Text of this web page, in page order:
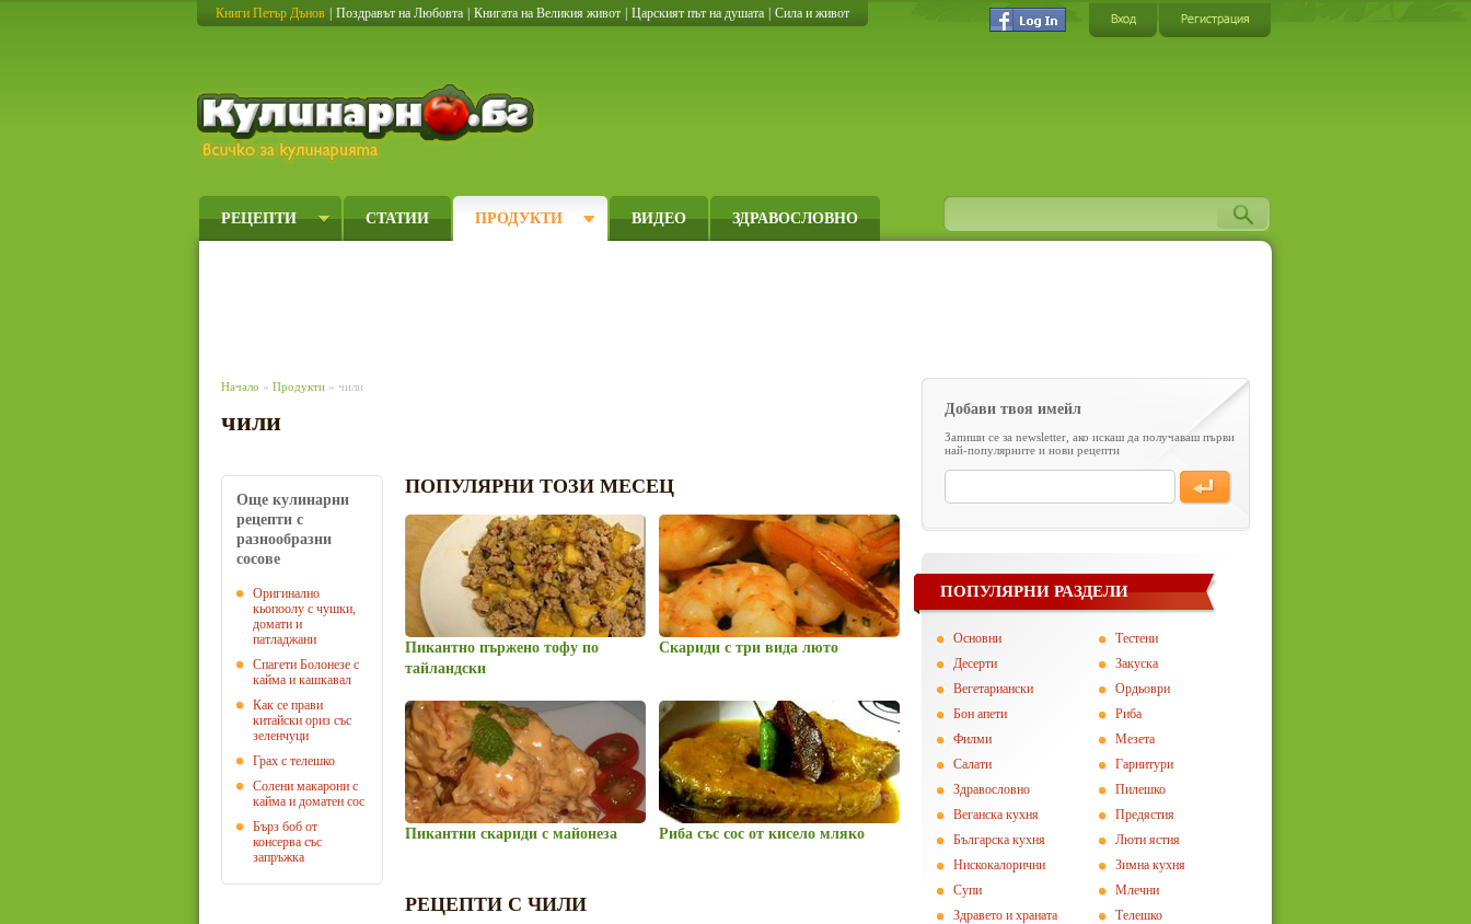
Книги Петър Дънов Поздравът на Любовта Книгата на Великия живот Царският път на душата Сила и живот
РЕЦЕПТИ СТАТИИ ПРОДУКТИ ВИДЕО ЗДРАВОСЛОВНО
Начало » Продукти » чили
чили
Още кулинарни
рецепти с
разнообразни
сосове
Оригинално
кьопоолу с чушки,
домати и
патладжани
Спагети Болонезе с
кайма и кашкавал
Как се прави
китайски ориз със
зеленчуци
Грах с телешко
Солени макарони с
кайма и доматен сос
Бърз боб от
консерва със
запръжка
ПОПУЛЯРНИ ТОЗИ МЕСЕЦ
Пикантно пържено тофу по
тайландски
Скариди с три вида люто
Пикантни скариди с майонеза Риба със сос от кисело мляко
РЕЦЕПТИ С ЧИЛИ
Добави твоя имейл
Запиши се за newsletter, ако искаш да получаваш първи
най-популярните и нови рецепти
ПОПУЛЯРНИ РАЗДЕЛИ
Основни
Тестени
Десерти
Закуска
Вегeтариански
Ордьоври
Бон апети
Риба
Филми
Мезета
Салати
Гарнитури
Здравословно
Пилешко
Веганска кухня
Предястия
Българска кухня
Люти ястия
Нискокалорични
Зимна кухня
Супи
Млечни
Здравето и храната
Телешко